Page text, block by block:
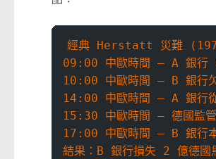
經典 Herstatt 災難
09:00 中歐時間 — A 銀行
10:00 中歐時間 — B 銀行
14:00 中歐時間 — A 銀行從
15:30 中歐時間 — 德國監
17:00 中歐時間 — B 銀行
結果：B 銀行損失 2 億德國